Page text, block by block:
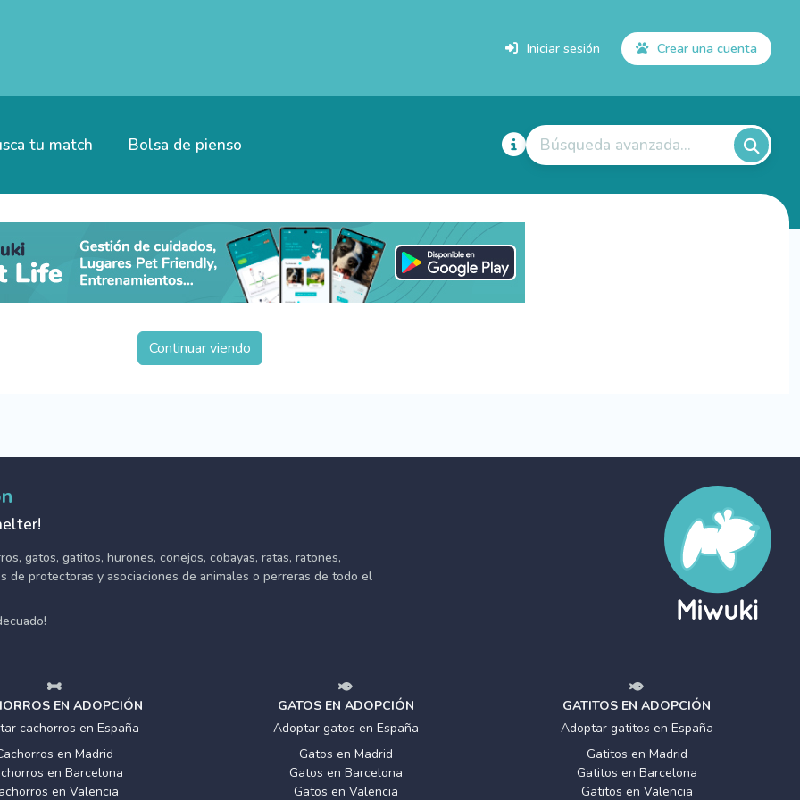
Iniciar sesión Crear una cuenta
tu match Bolsa de pienso Búsqueda avanzada...
Continuar viendo
gatos, gatitos, hurones, conejos, cobayas, ratas, ratones,
de protectoras y asociaciones de animales o perreras de todo el
EN ADOPCIÓN
cachorros en España
en Madrid
en Barcelona
en Valencia
GATOS EN ADOPCIÓN
Adoptar gatos en España
Gatos en Madrid
Gatos en Barcelona
Gatos en Valencia
GATITOS EN ADOPCIÓN
Adoptar gatitos en España
Gatitos en Madrid
Gatitos en Barcelona
Gatitos en Valencia